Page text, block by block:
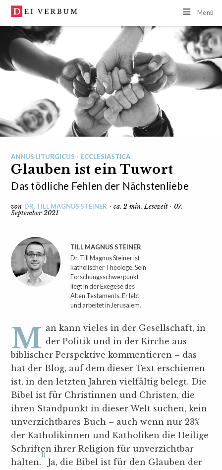
Menü
ANNUS LITURGICUS · ECCLESIASTICA
Glauben ist ein Tuwort
Das tödliche Fehlen der Nächstenliebe
von DR. TILL MAGNUS STEINER · ca. 2 min. Lesezeit · 07.
September 2021
TILL MAGNUS STEINER
Dr. Till Magnus Steiner ist
katholischer Theologe. Sein
Forschungsschwerpunkt
liegt in der Exegese des
Alten Testaments. Er lebt
und arbeitet in Jerusalem.
Man kann vieles in der Gesellschaft, in der Politik und in der Kirche aus
biblischer Perspektive kommentieren – das
hat der Blog, auf dem dieser Text erschienen
ist, in den letzten Jahren vielfältig belegt. Die
Bibel ist für Christinnen und Christen, die
ihren Standpunkt in dieser Welt suchen, kein
unverzichtbares Buch – auch wenn nur 23%
der Katholikinnen und Katholiken die Heilige
Schriften ihrer Religion für unverzichtbar
halten.
1)
Ja, die Bibel ist für den Glauben der